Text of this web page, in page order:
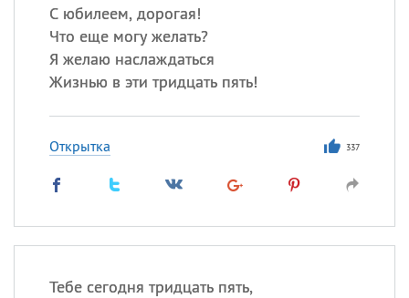
С юбилеем, дорогая!
Что еще могу желать?
Я желаю наслаждаться
Жизнью в эти тридцать пять!
Открытка 337
Тебе сегодня тридцать пять,